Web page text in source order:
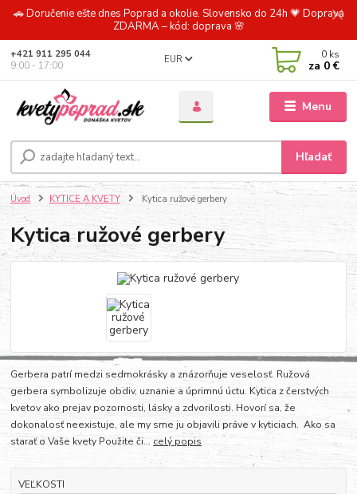
🚗 Doručenie ešte dnes Poprad a okolie. Slovensko do 24h 💗 Doprava
ZDARMA – kód: doprava 🌸
Menu
EUR
Hľadať
+421 911 295 044
9:00 - 17:00
0 ks
za 0 €
Úvod KYTICE A KVETY Kytica ružové gerbery
Kytica ružové gerbery
Gerbera patrí medzi sedmokrásky a znázorňuje veselosť. Ružová
gerbera symbolizuje obdiv, uznanie a úprimnú úctu. Kytica z čerstvých
kvetov ako prejav pozornosti, lásky a zdvorilosti. Hovorí sa, že
dokonalosť neexistuje, ale my sme ju objavili práve v kyticiach. Ako sa
starať o Vaše kvety Použite či... celý popis
VEĽKOSTI